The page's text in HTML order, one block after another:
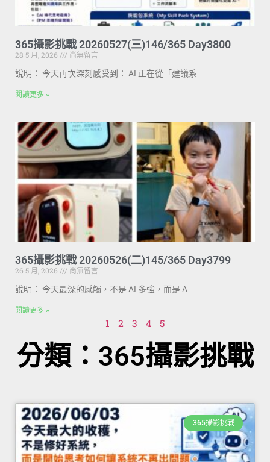
365攝影挑戰 20260527(三)146/365 Day3800
28 5 月, 2026
尚無留言
說明： 今天再次深刻感受到： AI 正在從「建議系
閱讀更多 »
365攝影挑戰 20260526(二)145/365 Day3799
26 5 月, 2026
尚無留言
說明： 今天最深的感觸，不是 AI 多強，而是 A
閱讀更多 »
1 2 3 4 5
分類：365攝影挑戰
365攝影挑戰